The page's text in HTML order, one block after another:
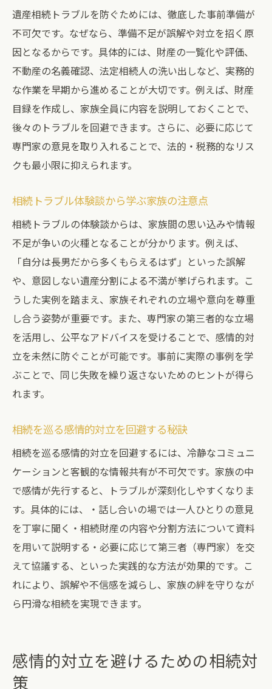
遺産分割における兄弟間協力のポイント
相続で揉める兄弟と揉めない兄弟の違いと
は
兄弟間の相続相談で注意すべきトラブル要
素
専門家相談が相続トラブル解決の鍵
相続トラブル解決に専門家相談が有効な理
由
相続トラブルの相談費用と選び方のポイン
ト
遺産相続で弁護士相談が必要なケースとは
専門家の体験事例から学ぶ相続トラブル対
応
実例にみる相続争いの末路と防止策
実例から見る相続争いの末路と家族の影響
相続トラブル事例に学ぶ末路を回避する方
法
相続トラブルを防ぐための早期相談の重要
性
遺産相続トラブルを防ぐためには、徹底した事前準備が
不可欠です。なぜなら、準備不足が誤解や対立を招く原
因となるからです。具体的には、財産の一覧化や評価、
不動産の名義確認、法定相続人の洗い出しなど、実務的
な作業を早期から進めることが大切です。例えば、財産
目録を作成し、家族全員に内容を説明しておくことで、
後々のトラブルを回避できます。さらに、必要に応じて
専門家の意見を取り入れることで、法的・税務的なリス
クも最小限に抑えられます。
相続トラブル体験談から学ぶ家族の注意点
相続トラブルの体験談からは、家族間の思い込みや情報
不足が争いの火種となることが分かります。例えば、
「自分は長男だから多くもらえるはず」といった誤解
や、意図しない遺産分割による不満が挙げられます。こ
うした実例を踏まえ、家族それぞれの立場や意向を尊重
し合う姿勢が重要です。また、専門家の第三者的な立場
を活用し、公平なアドバイスを受けることで、感情的対
立を未然に防ぐことが可能です。事前に実際の事例を学
ぶことで、同じ失敗を繰り返さないためのヒントが得ら
れます。
相続を巡る感情的対立を回避する秘訣
相続を巡る感情的対立を回避するには、冷静なコミュニ
ケーションと客観的な情報共有が不可欠です。家族の中
で感情が先行すると、トラブルが深刻化しやすくなりま
す。具体的には、・話し合いの場では一人ひとりの意見
を丁寧に聞く・相続財産の内容や分割方法について資料
を用いて説明する・必要に応じて第三者（専門家）を交
えて協議する、といった実践的な方法が効果的です。こ
れにより、誤解や不信感を減らし、家族の絆を守りなが
ら円滑な相続を実現できます。
感情的対立を避けるための相続対
策